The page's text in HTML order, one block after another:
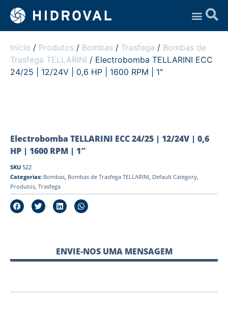
Início / Produtos / Bombas / Trasfega / Bombas de
Trasfega TELLARINI / Electrobomba TELLARINI ECC
24/25 | 12/24V | 0,6 HP | 1600 RPM | 1″
Electrobomba TELLARINI ECC 24/25 | 12/24V | 0,6
HP | 1600 RPM | 1″
SKU 522
Categorias: Bombas, Bombas de Trasfega TELLARINI, Default Category,
Produtos, Trasfega
ENVIE-NOS UMA MENSAGEM